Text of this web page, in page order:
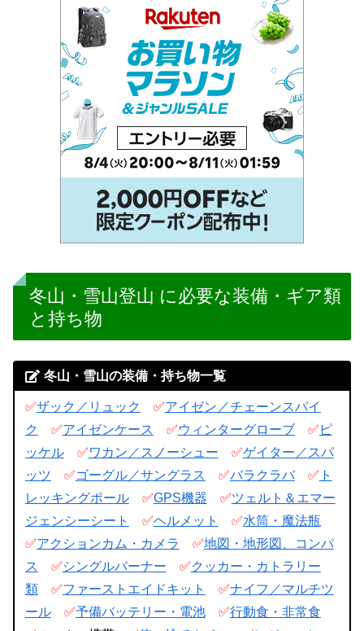
冬山・雪山登山 に必要な装備・ギア類
と持ち物
冬山・雪山の装備・持ち物一覧
✅ザック／リュック ✅アイゼン／チェーンスパイ
ク
✅アイゼンケース ✅ウィンターグローブ ✅ ピ
ッケル
✅ワカン／スノーシュー ✅ゲイター／スパ
ッツ
✅ゴーグル／サングラス ✅バラクラバ ✅ ト
レッキングポール
✅GPS機器 ✅ツェルト＆エマー
ジェンシーシート
✅ヘルメット ✅水筒・魔法瓶
✅アクションカム・カメラ ✅地図・地形図、コンパ
ス
✅シングルバーナー ✅クッカー・カトラリー
類
✅ファーストエイドキット ✅ナイフ／マルチツ
ール
✅予備バッテリー・電池 ✅行動食・非常食